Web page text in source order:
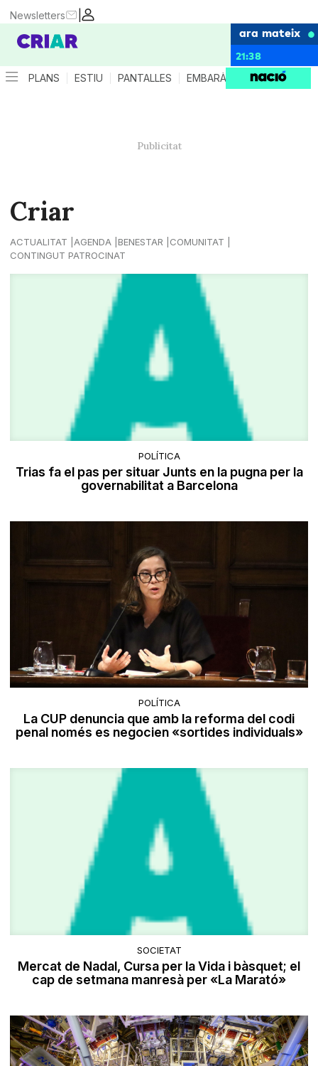
|
Newsletters
ara mateix
21:38
PLANS ESTIU PANTALLES EMBARÀS CRIANÇA
Criar
ACTUALITAT AGENDA BENESTAR
COMUNITAT
CONTINGUT PATROCINAT
POLÍTICA
Trias fa el pas per situar Junts en la pugna per la
governabilitat a Barcelona
POLÍTICA
La CUP denuncia que amb la reforma del codi
penal només es negocien «sortides individuals»
SOCIETAT
Mercat de Nadal, Cursa per la Vida i bàsquet; el
cap de setmana manresà per «La Marató»